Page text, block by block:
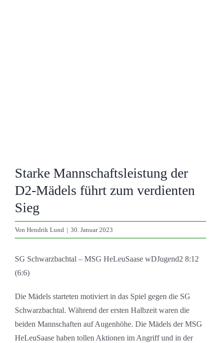
Starke Mannschaftsleistung der
D2-Mädels führt zum verdienten
Sieg
Von Hendrik Lund | 30. Januar 2023
SG Schwarzbachtal – MSG HeLeuSaase wDJugend2 8:12
(6:6)
Die Mädels starteten motiviert in das Spiel gegen die SG
Schwarzbachtal. Während der ersten Halbzeit waren die
beiden Mannschaften auf Augenhöhe. Die Mädels der MSG
HeLeuSaase haben tollen Aktionen im Angriff und in der